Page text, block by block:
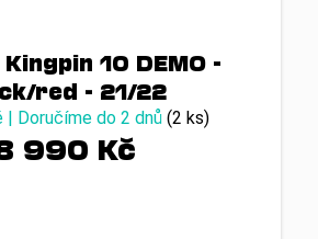
10 DEMO -
red - 21/22
| Doručíme do 2 dnů (2 ks)
990 Kč